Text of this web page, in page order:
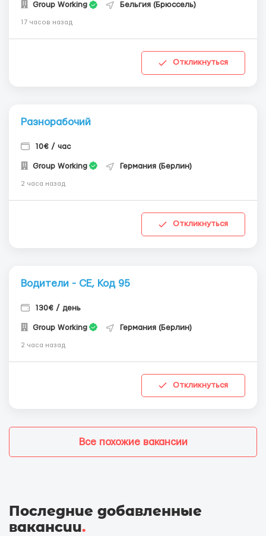
Group Working Бельгия (Брюссель)
17 часов назад
Откликнуться
Разнорабочий
10€ / час
Group Working Германия (Берлин)
2 часа назад
Откликнуться
Водители - СЕ, Код 95
130€ / день
Group Working Германия (Берлин)
2 часа назад
Откликнуться
Все похожие вакансии
Последние добавленные
вакансии.